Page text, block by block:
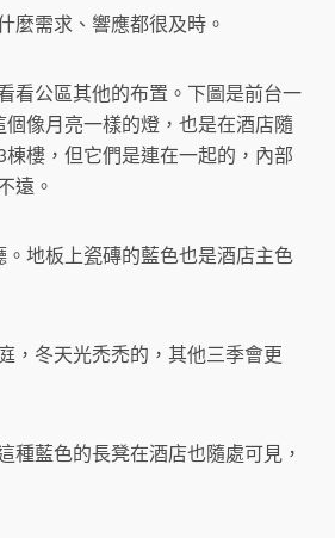
麼需求、響應都很及時。
看公區其他的布置。下圖是前台一
像月亮一樣的燈，也是在酒店隨
樓，但它們是連在一起的，內部
遠。
地板上瓷磚的藍色也是酒店主色
，冬天光禿禿的，其他三季會更
種藍色的長凳在酒店也隨處可見，